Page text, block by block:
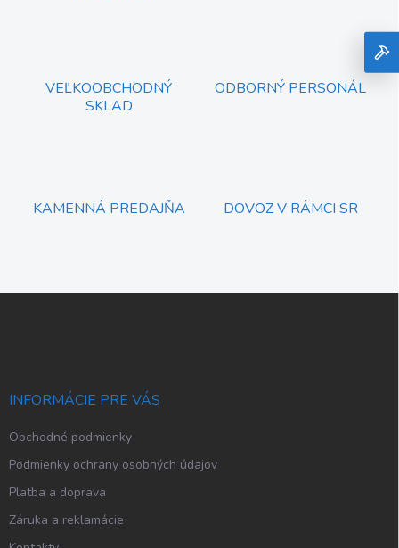
VEĽKOOBCHODNÝ
SKLAD
ODBORNÝ PERSONÁL
KAMENNÁ PREDAJŇA DOVOZ V RÁMCI SR
INFORMÁCIE PRE VÁS
Obchodné podmienky
Podmienky ochrany osobných údajov
Platba a doprava
Záruka a reklamácie